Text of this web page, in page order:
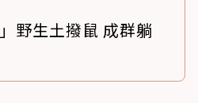
野生土撥鼠 成群躺